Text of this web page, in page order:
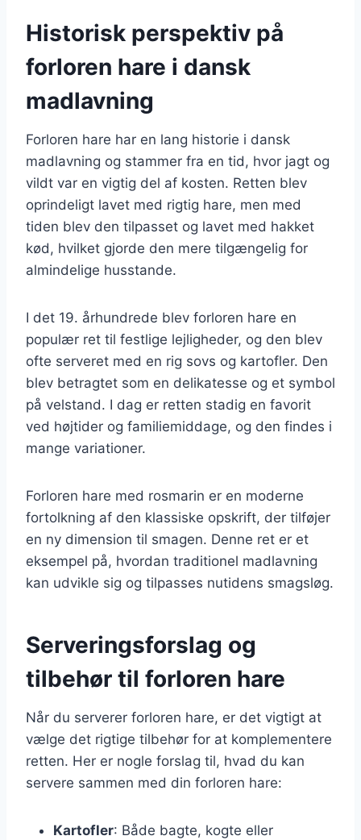
Historisk perspektiv på
forloren hare i dansk
madlavning
Forloren hare har en lang historie i dansk
madlavning og stammer fra en tid, hvor jagt og
vildt var en vigtig del af kosten. Retten blev
oprindeligt lavet med rigtig hare, men med
tiden blev den tilpasset og lavet med hakket
kød, hvilket gjorde den mere tilgængelig for
almindelige husstande.
I det 19. århundrede blev forloren hare en
populær ret til festlige lejligheder, og den blev
ofte serveret med en rig sovs og kartofler. Den
blev betragtet som en delikatesse og et symbol
på velstand. I dag er retten stadig en favorit
ved højtider og familiemiddage, og den findes i
mange variationer.
Forloren hare med rosmarin er en moderne
fortolkning af den klassiske opskrift, der tilføjer
en ny dimension til smagen. Denne ret er et
eksempel på, hvordan traditionel madlavning
kan udvikle sig og tilpasses nutidens smagsløg.
Serveringsforslag og
tilbehør til forloren hare
Når du serverer forloren hare, er det vigtigt at
vælge det rigtige tilbehør for at komplementere
retten. Her er nogle forslag til, hvad du kan
servere sammen med din forloren hare:
Kartofler: Både bagte, kogte eller